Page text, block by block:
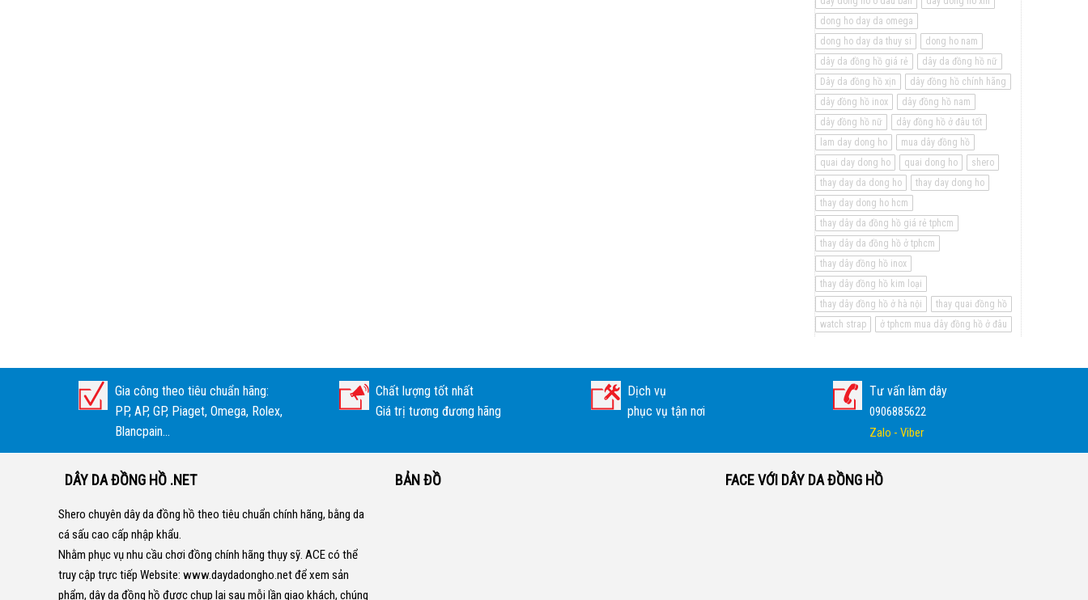
dong ho day da omega
dong ho day da thuy si
dong ho nam
dây da đồng hồ giá rẻ
dây da đồng hồ nữ
Dây da đồng hồ xịn
dây đồng hồ chính hãng
dây đồng hồ inox
dây đồng hồ nam
dây đồng hồ nữ
dây đồng hồ ở đâu tốt
lam day dong ho
mua dây đồng hồ
quai day dong ho
quai dong ho
shero
thay day da dong ho
thay day dong ho
thay day dong ho hcm
thay dây da đồng hồ giá rẻ tphcm
thay dây da đồng hồ ở tphcm
thay dây đồng hồ inox
thay dây đồng hồ kim loại
thay dây đồng hồ ở hà nội
thay quai đồng hồ
watch strap
ở tphcm mua dây đồng hồ ở đâu
Gia công theo tiêu chuẩn hãng:
PP, AP, GP, Piaget, Omega, Rolex,
Blancpain...
Chất lượng tốt nhất
Giá trị tương đương hãng
Dịch vụ
phục vụ tận nơi
Tư vấn làm dây
0906885622
Zalo - Viber
DÂY DA ĐỒNG HỒ .NET
Shero chuyên dây da đồng hồ theo tiêu chuẩn chính hãng, bằng da
cá sấu cao cấp nhập khẩu.
Nhằm phục vụ nhu cầu chơi đồng chính hãng thụy sỹ. ACE có thể
truy cập trực tiếp Website: www.daydadongho.netđể xem sản
phẩm, dây da đồng hồ được chụp lại sau mỗi lần giao khách, chúng
BẢN ĐỒ FACE VỚI DÂY DA ĐỒNG HỒ